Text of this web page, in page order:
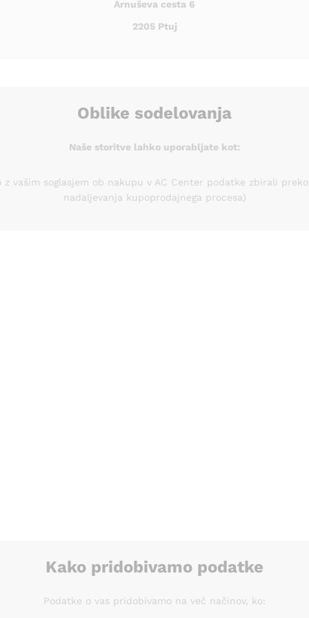
Arnuševa cesta 6
2205 Ptuj
Oblike sodelovanja
Naše storitve lahko uporabljate kot:
vašim soglasjem ob nakupu v AC Center podatke zbirali
nadaljevanja kupoprodajnega procesa)
Kako pridobivamo podatke
Podatke o vas pridobivamo na več načinov, ko: